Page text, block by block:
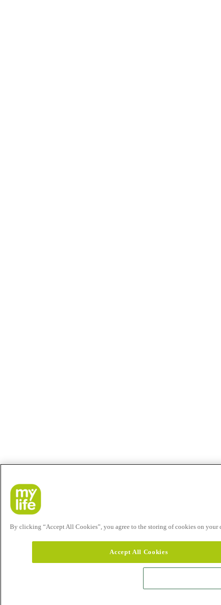
By clicking “Accept All Cookies”, you agree to the storing of cookies on your
Accept All Cookies